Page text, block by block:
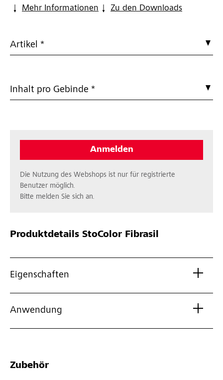
Mehr Informationen
Zu den Downloads
Artikel *
Inhalt pro Gebinde *
Anmelden
Die Nutzung des Webshops ist nur für registrierte
Benutzer möglich.
Bitte melden Sie sich an.
Produktdetails StoColor Fibrasil
Eigenschaften
Anwendung
Zubehör